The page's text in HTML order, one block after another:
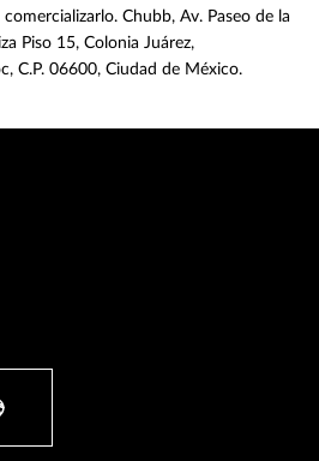
Chubb, Av. Paseo de la
Piso 15, Colonia Juárez,
C.P. 06600, Ciudad de México.